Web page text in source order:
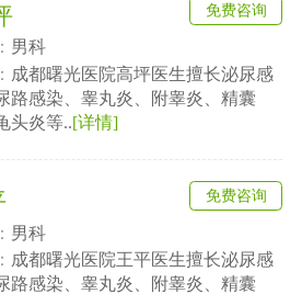
男科
成都曙光医院高坪医生擅长泌尿感
路感染、睾丸炎、附睾炎、精囊
头炎等..[详情]
免费咨询
男科
成都曙光医院王平医生擅长泌尿感
路感染、睾丸炎、附睾炎、精囊
免费咨询